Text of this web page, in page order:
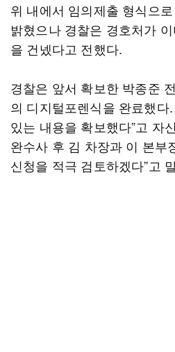
위 내에서 임의제출 형식으
밝혔으나 경찰은 경호처가
을 건넸다고 전했다.
경찰은 앞서 확보한 박종준
의 디지털포렌식을 완료했다
있는 내용을 확보했다”고 자
완수사 후 김 차장과 이 본부
신청을 적극 검토하겠다”고